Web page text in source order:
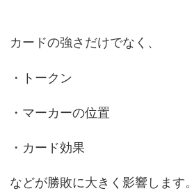
カードの強さだけでなく、
・トークン
・マーカーの位置
・カード効果
などが勝敗に大きく影響します。